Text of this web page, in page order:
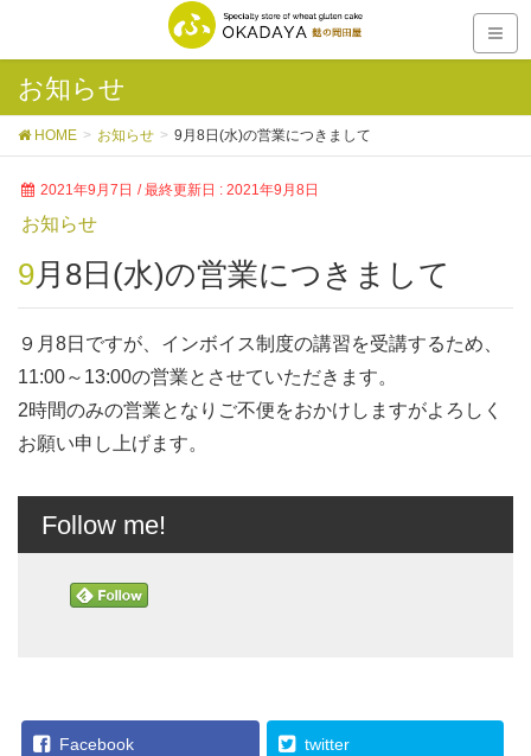
お知らせ
HOME お知らせ 9月8日(水)の営業につきまして
2021年9月7日 / 最終更新日 : 2021年9月8日
お知らせ
9月8日(水)の営業につきまして
９月8日ですが、インボイス制度の講習を受講するため、
11:00～13:00の営業とさせていただきます。
2時間のみの営業となりご不便をおかけしますがよろしく
お願い申し上げます。
Follow me!
Facebook twitter